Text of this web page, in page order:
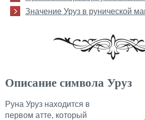
Значение Уруз в рунической
Описание символа Уруз
Руна Уруз находится в
первом атте, который